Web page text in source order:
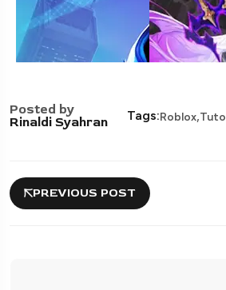
Posted by
Rinaldi Syahran
Tags:Roblox,
PREVIOUS POST